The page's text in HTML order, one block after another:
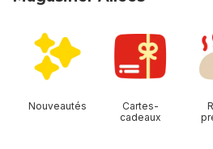
Nouveautés
Cartes-
cadeaux